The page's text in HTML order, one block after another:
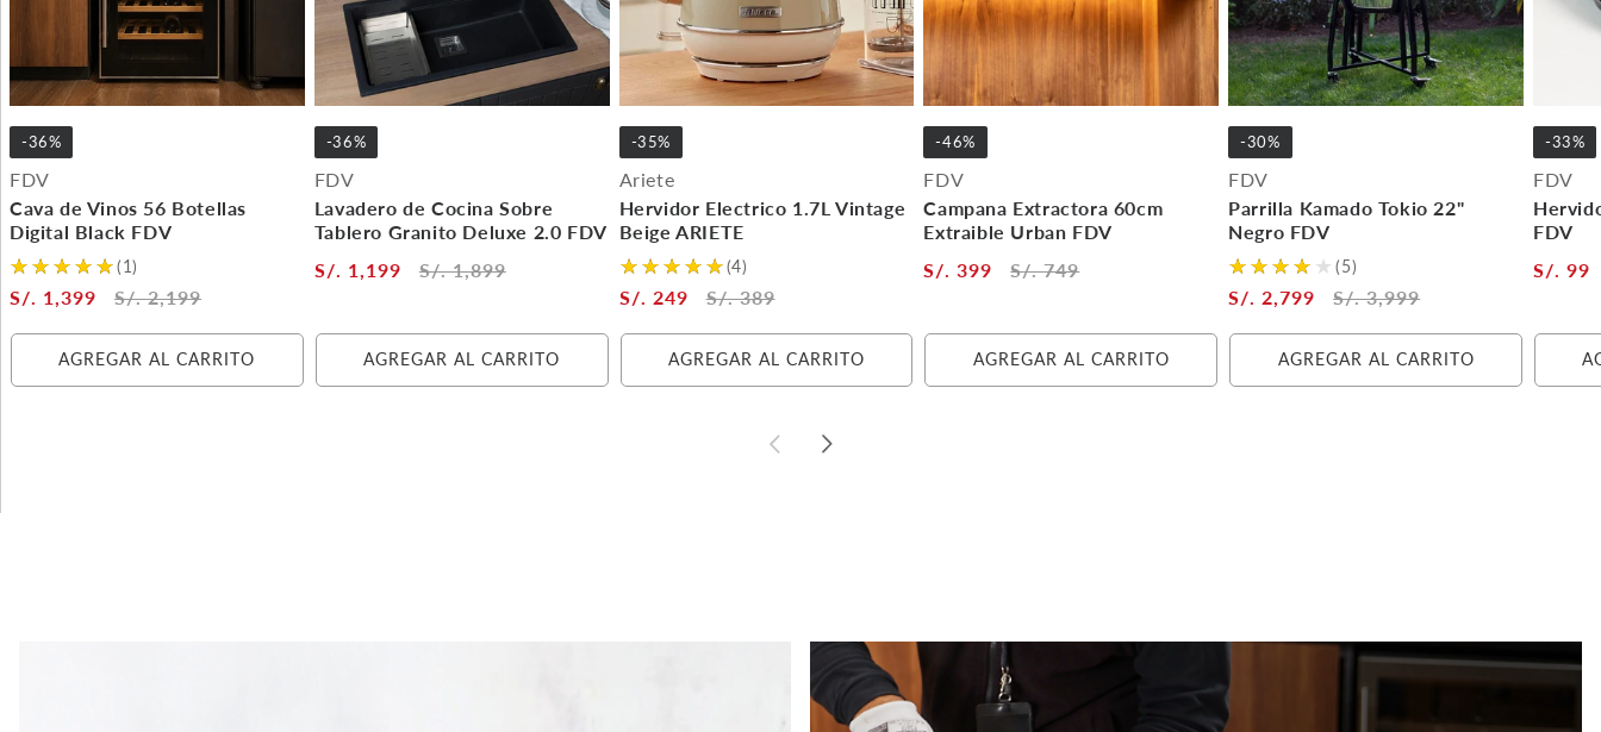
-36%
FDV
Cava de Vinos 56 Botellas
Digital Black FDV
(1)
S/. 1,399 S/. 2,199
AGREGAR AL CARRITO
-36%
FDV
Lavadero de Cocina Sobre
Tablero Granito Deluxe 2.0 FDV
S/. 1,199
S/. 1,899
AGREGAR AL CARRITO
-35%
Ariete
Hervidor Electrico 1.7L Vintage
Beige ARIETE
(4)
S/. 249 S/. 389
AGREGAR AL CARRITO
-46%
FDV
Campana Extractora 60cm
Extraible Urban FDV
S/. 399
S/. 749
AGREGAR AL CARRITO
-30%
FDV
Parrilla Kamado Tokio 22"
Negro FDV
(5)
S/. 2,799 S/. 3,999
AGREGAR AL CARRITO
-33%
FDV
FDV
S/. 99